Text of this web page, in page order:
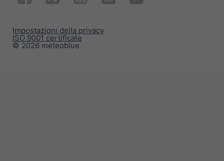
© 2026 meteoblue
ISO 9001 certificate
Impostazioni della privacy